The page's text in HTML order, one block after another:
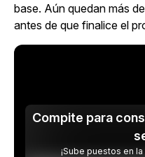
base. Aún quedan más
antes de que finalice el
Compite para
¡Sube puestos en